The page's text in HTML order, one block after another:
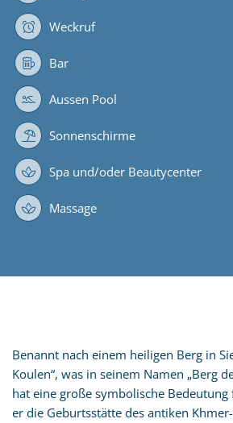
Weckruf
Bar
Aussen Pool
Sonnenschirme
Spa und/oder Beautycenter
Massage
Benannt nach einem heiligen Berg in
Koulen“, was in seinem Namen „Berg
hat eine große symbolische
er die Geburtsstätte des antiken